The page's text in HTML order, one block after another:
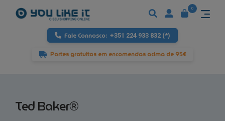
Fale Connosco: +351 224 933 832 (*)
Portes gratuitos em encomendas acima de 95€
0
Ted Baker®